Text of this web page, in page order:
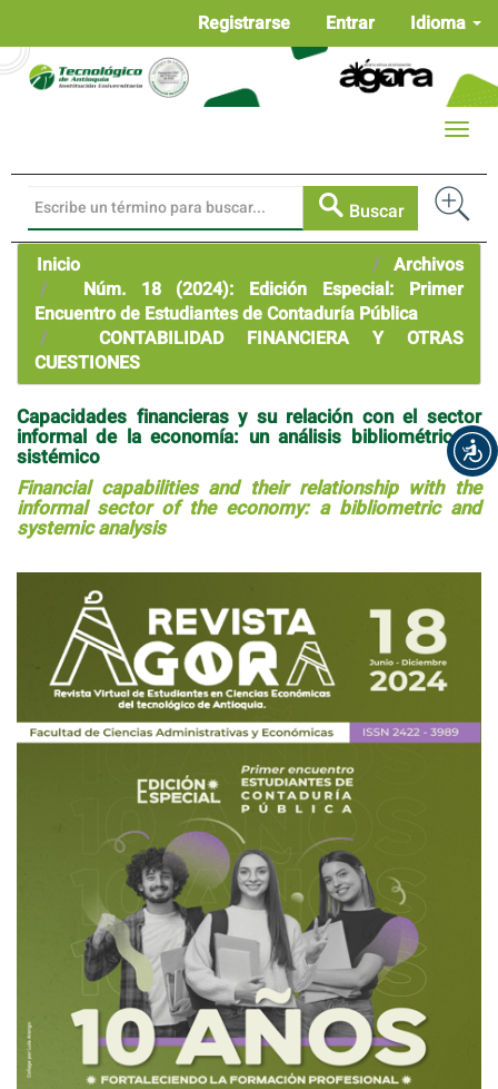
Contenido
principal
Idioma
Registrarse Entrar
Buscar
Toggle
Inicio
Archivos
Núm. 18 (2024): Edición Especial: Primer
Encuentro de Estudiantes de Contaduría Pública
CONTABILIDAD FINANCIERA Y OTRAS
CUESTIONES
Capacidades financieras y su relación con el sector
informal de la economía: un análisis bibliométrico y
sistémico
Financial capabilities and their relationship with the
informal sector of the economy: a bibliometric and
systemic analysis
Barra
artículo